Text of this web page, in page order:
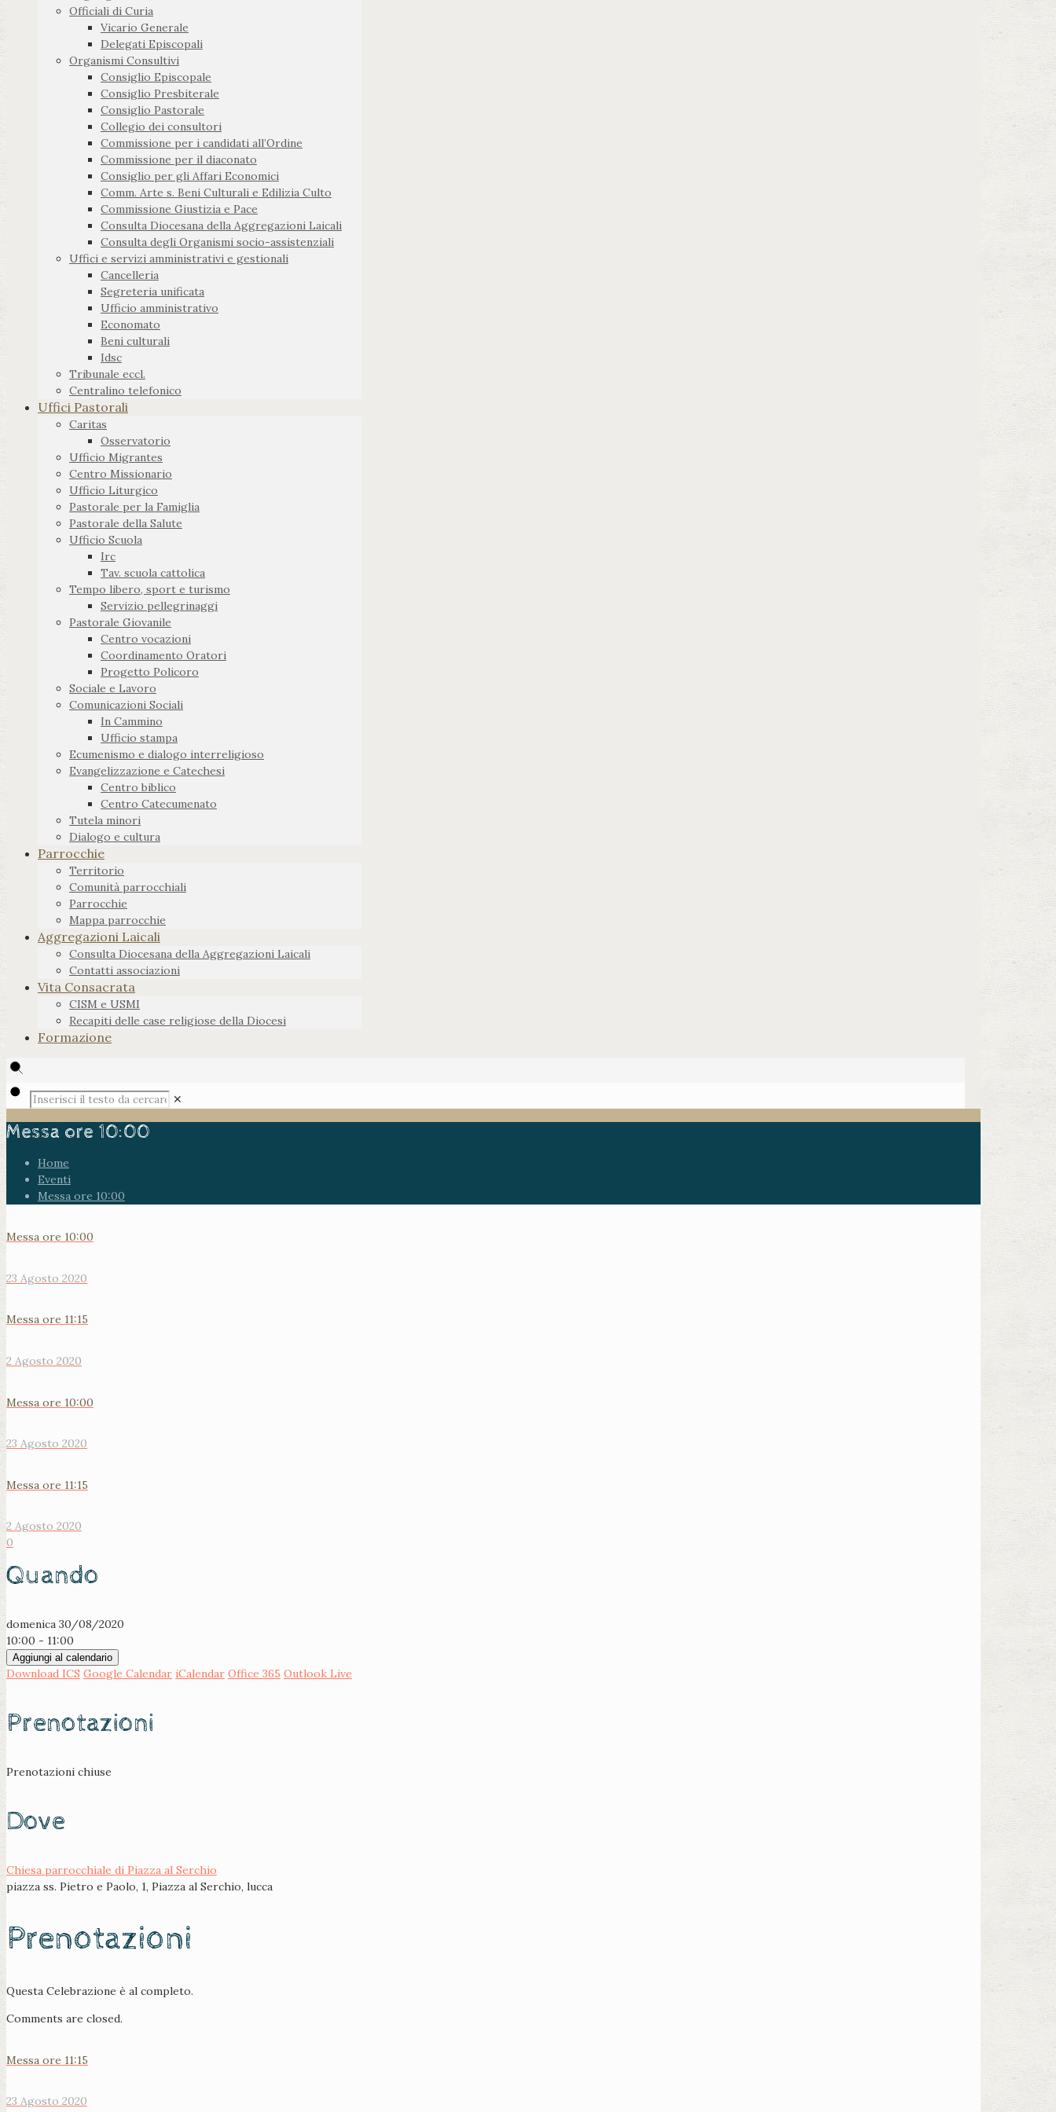
Officiali di Curia
Vicario Generale
Delegati Episcopali
Organismi Consultivi
Consiglio Episcopale
Consiglio Presbiterale
Consiglio Pastorale
Collegio dei consultori
Commissione per i candidati all’Ordine
Commissione per il diaconato
Consiglio per gli Affari Economici
Comm. Arte s. Beni Culturali e Edilizia Culto
Commissione Giustizia e Pace
Consulta Diocesana della Aggregazioni Laicali
Consulta degli Organismi socio-assistenziali
Uffici e servizi amministrativi e gestionali
Cancelleria
Segreteria unificata
Ufficio amministrativo
Economato
Beni culturali
Idsc
Tribunale eccl.
Centralino telefonico
Uffici Pastorali
Caritas
Osservatorio
Ufficio Migrantes
Centro Missionario
Ufficio Liturgico
Pastorale per la Famiglia
Pastorale della Salute
Ufficio Scuola
Irc
Tav. scuola cattolica
Tempo libero, sport e turismo
Servizio pellegrinaggi
Pastorale Giovanile
Centro vocazioni
Coordinamento Oratori
Progetto Policoro
Sociale e Lavoro
Comunicazioni Sociali
In Cammino
Ufficio stampa
Ecumenismo e dialogo interreligioso
Evangelizzazione e Catechesi
Centro biblico
Centro Catecumenato
Tutela minori
Dialogo e cultura
Parrocchie
Territorio
Comunità parrocchiali
Parrocchie
Mappa parrocchie
Aggregazioni Laicali
Consulta Diocesana della Aggregazioni Laicali
Contatti associazioni
Vita Consacrata
CISM e USMI
Recapiti delle case religiose della Diocesi
Formazione
✕
Messa ore 10:00
Home
Eventi
Messa ore 10:00
Messa ore 10:00
23 Agosto 2020
Messa ore 11:15
2 Agosto 2020
Messa ore 10:00
23 Agosto 2020
Messa ore 11:15
2 Agosto 2020
0
Quando
domenica 30/08/2020
10:00 - 11:00
Aggiungi al calendario
Download ICS Google Calendar iCalendar Office 365 Outlook Live
Prenotazioni
Prenotazioni chiuse
Dove
Chiesa parrocchiale di Piazza al Serchio
piazza ss. Pietro e Paolo, 1, Piazza al Serchio, lucca
Prenotazioni
Questa Celebrazione è al completo.
Comments are closed.
Messa ore 11:15
23 Agosto 2020